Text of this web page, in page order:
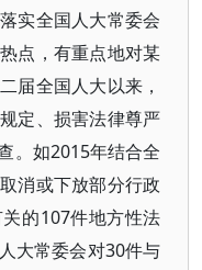
实全国人大常委会
点，有重点地对某
届全国人大以来，
定、损害法律尊严
。如2015年结合全
消或下放部分行政
的107件地方性法
大常委会对30件与